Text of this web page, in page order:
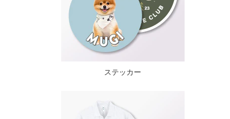
ステッカー